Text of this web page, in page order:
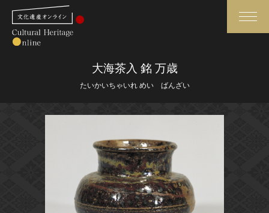
さらに詳細検索
媒体資料・関連記事等
博物館、美術館の皆さまへ
大海茶入 銘 万歳
たいかいちゃいれ めい ばんざい